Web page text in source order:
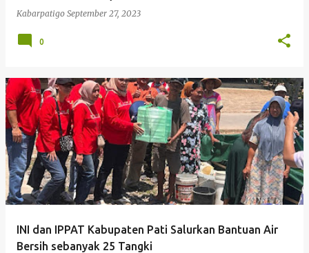
Kabarpatigo September 27, 2023
0
INI dan IPPAT Kabupaten Pati Salurkan Bantuan Air
Bersih sebanyak 25 Tangki